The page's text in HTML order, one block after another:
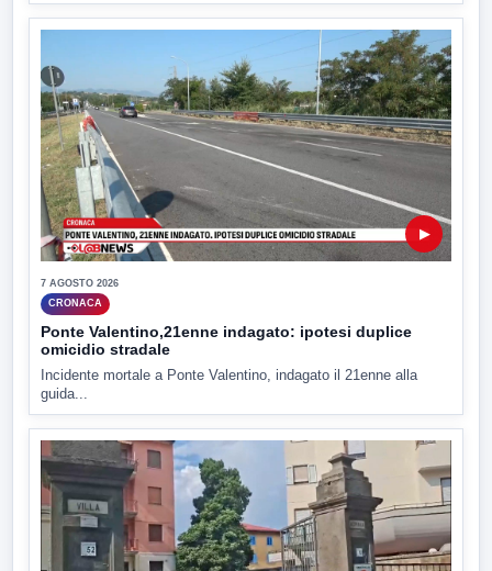
▶
7 AGOSTO 2026
CRONACA
Ponte Valentino,21enne indagato: ipotesi duplice
omicidio stradale
Incidente mortale a Ponte Valentino, indagato il 21enne alla
guida...